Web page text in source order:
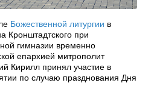
Божественной литургии в
Кронштадтского при
гимназии временно
епархией митрополит
Кирилл принял участие в
по случаю празднования Дня